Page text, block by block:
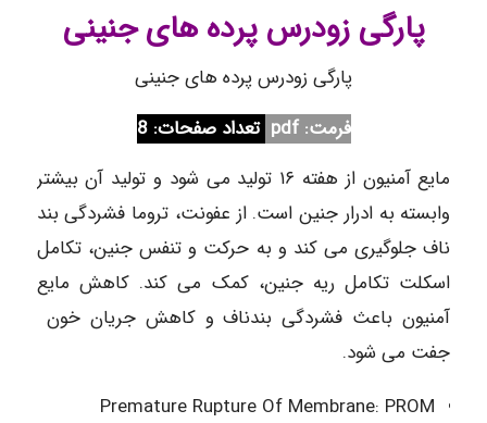
پارگی زودرس پرده های جنینی
پارگی زودرس پرده های جنینی
فرمت: pdf
تعداد صفحات: 8
مایع آمنیون از هفته ۱۶ تولید می شود و تولید آن بیشتر
وابسته به ادرار جنین است. از عفونت، تروما فشردگی بند
ناف جلوگیری می کند و به حرکت و تنفس جنین، تکامل
اسکلت تکامل ریه جنین، کمک می کند. کاهش مایع
آمنیون باعث فشردگی بندناف و کاهش جریان خون
جفت می شود.
Premature Rupture Of Membrane: PROM